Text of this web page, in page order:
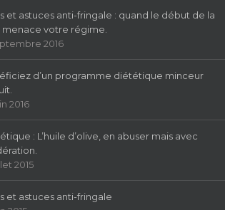
et astuces anti-fringale : quand le début de la
menace votre régime.
2016
d’un programme diététique minceur
2016
: L’huile d’olive, en abuser mais avec
2015
et astuces anti-fringale